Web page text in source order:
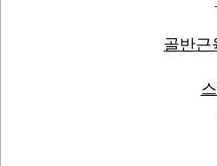
골반근